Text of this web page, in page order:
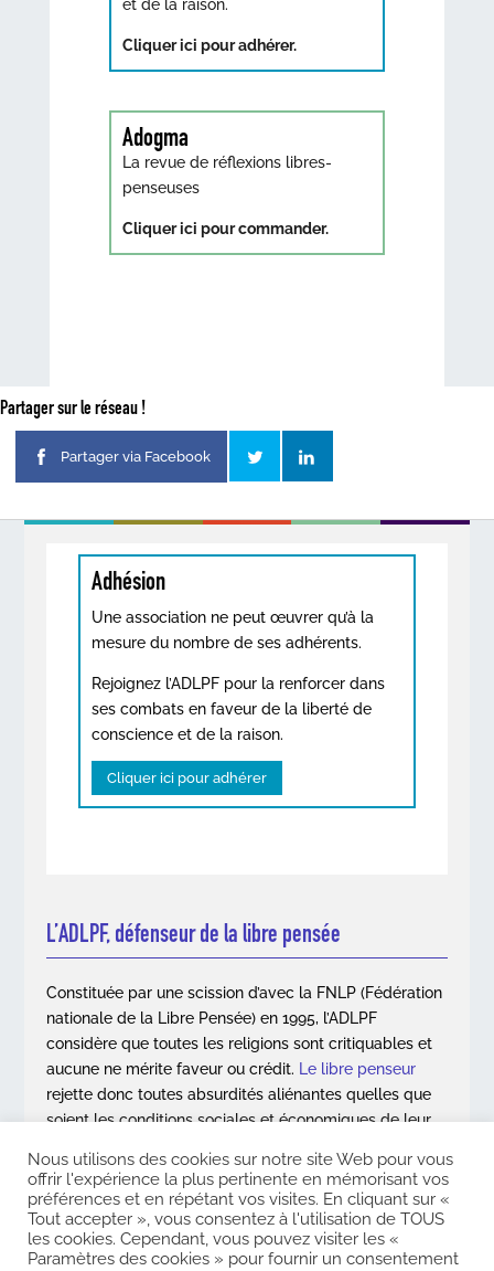
et de la raison.
Cliquer ici pour adhérer.
Adogma
La revue de réflexions libres-
penseuses
Cliquer ici pour commander.
Partager sur le réseau !
Partager via Facebook
Adhésion
Une association ne peut œuvrer qu’à la
mesure du nombre de ses adhérents.
Rejoignez l’ADLPF pour la renforcer dans
ses combats en faveur de la liberté de
conscience et de la raison.
Cliquer ici pour adhérer
L’ADLPF, défenseur de la libre pensée
Constituée par une scission d’avec la FNLP (Fédération
nationale de la Libre Pensée) en 1995, l’ADLPF
considère que toutes les religions sont critiquables et
aucune ne mérite faveur ou crédit. Le libre penseur
rejette donc toutes absurdités aliénantes quelles que
soient les conditions sociales et économiques de leur
En savoir plus
Nous utilisons des cookies sur notre site Web pour vous
offrir l'expérience la plus pertinente en mémorisant vos
préférences et en répétant vos visites. En cliquant sur «
Tout accepter », vous consentez à l'utilisation de TOUS
les cookies. Cependant, vous pouvez visiter les «
Paramètres des cookies » pour fournir un consentement